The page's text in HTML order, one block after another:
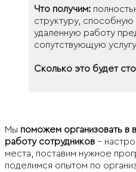
Что получим:
структуру,
удаленную работу
сопутствующую услугу
Сколько это будет
Мы поможем организовать в
работу сотрудников –
места, поставим нужное
поделимся опытом по